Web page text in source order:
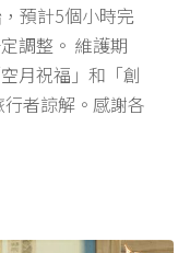
預計5個小時完
調整。 維護期
月祝福」和「創
者諒解。感謝各